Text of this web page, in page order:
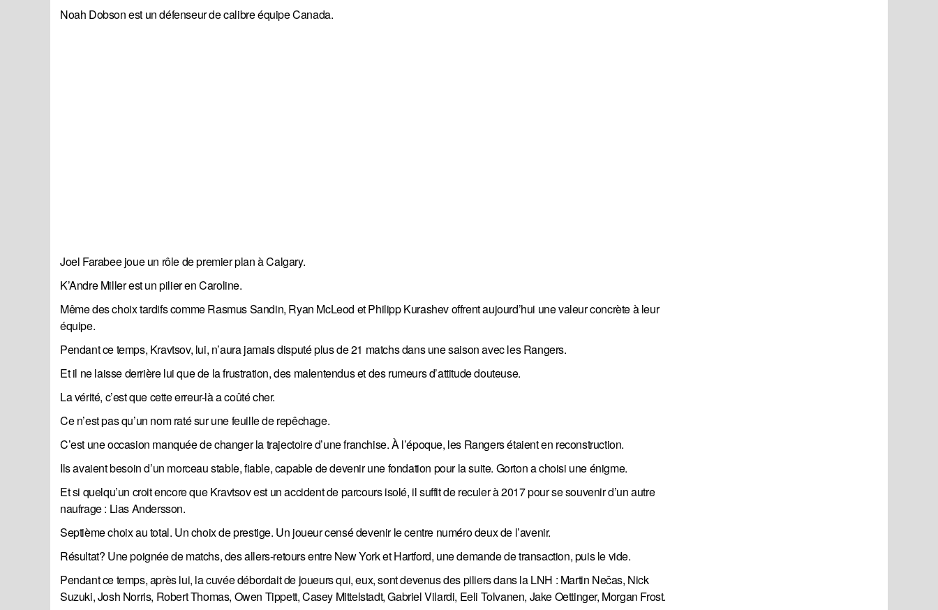
Noah Dobson est un défenseur de calibre équipe Canada.
Joel Farabee joue un rôle de premier plan à Calgary.
K’Andre Miller est un pilier en Caroline.
Même des choix tardifs comme Rasmus Sandin, Ryan McLeod et Philipp Kurashev offrent aujourd’hui une valeur concrète à leur
équipe.
Pendant ce temps, Kravtsov, lui, n’aura jamais disputé plus de 21 matchs dans une saison avec les Rangers.
Et il ne laisse derrière lui que de la frustration, des malentendus et des rumeurs d’attitude douteuse.
La vérité, c’est que cette erreur-là a coûté cher.
Ce n’est pas qu’un nom raté sur une feuille de repêchage.
C’est une occasion manquée de changer la trajectoire d’une franchise. À l’époque, les Rangers étaient en reconstruction.
Ils avaient besoin d’un morceau stable, fiable, capable de devenir une fondation pour la suite. Gorton a choisi une énigme.
Et si quelqu’un croit encore que Kravtsov est un accident de parcours isolé, il suffit de reculer à 2017 pour se souvenir d’un autre
naufrage : Lias Andersson.
Septième choix au total. Un choix de prestige. Un joueur censé devenir le centre numéro deux de l’avenir.
Résultat? Une poignée de matchs, des allers-retours entre New York et Hartford, une demande de transaction, puis le vide.
Pendant ce temps, après lui, la cuvée débordait de joueurs qui, eux, sont devenus des piliers dans la LNH : Martin Nečas, Nick
Suzuki, Josh Norris, Robert Thomas, Owen Tippett, Casey Mittelstadt, Gabriel Vilardi, Eeli Tolvanen, Jake Oettinger, Morgan Frost.